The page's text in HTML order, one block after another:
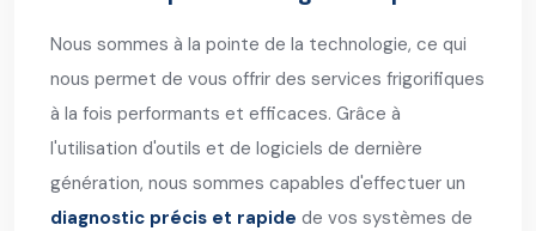
Nous sommes à la pointe de la technologie, ce qui
nous permet de vous offrir des services frigorifiques
à la fois performants et efficaces. Grâce à
l'utilisation d'outils et de logiciels de dernière
génération, nous sommes capables d'effectuer un
diagnostic précis et rapide de vos systèmes de